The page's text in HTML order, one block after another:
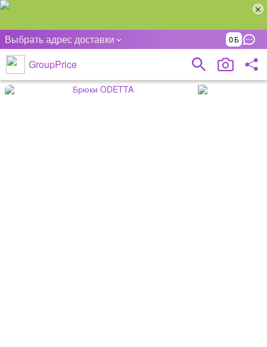
Выбрать адрес доставки 0
GroupPrice